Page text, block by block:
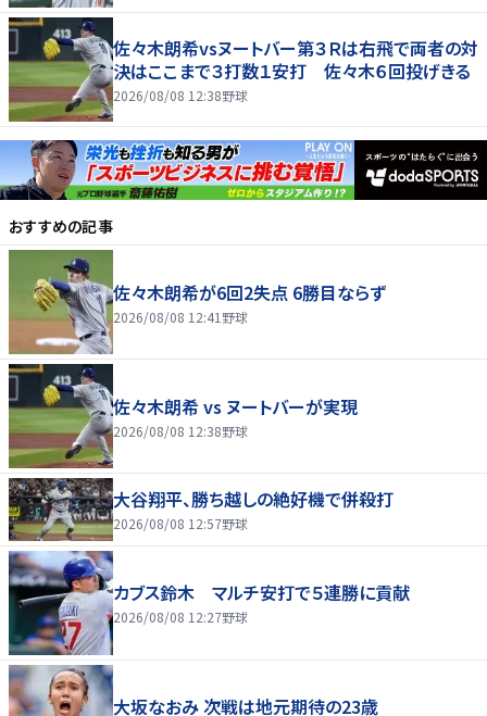
佐々木朗希vsヌートバー第３Ｒは右飛で両者の対
決はここまで３打数１安打 佐々木６回投げきる
2026/08/08 12:38野球
おすすめの記事
佐々木朗希が6回2失点 6勝目ならず
2026/08/08 12:41 野球
佐々木朗希 vs ヌートバーが実現
2026/08/08 12:38野球
大谷翔平、勝ち越しの絶好機で併殺打
2026/08/08 12:57野球
カブス鈴木 マルチ安打で５連勝に貢献
2026/08/08 12:27野球
大坂なおみ 次戦は地元期待の23歳